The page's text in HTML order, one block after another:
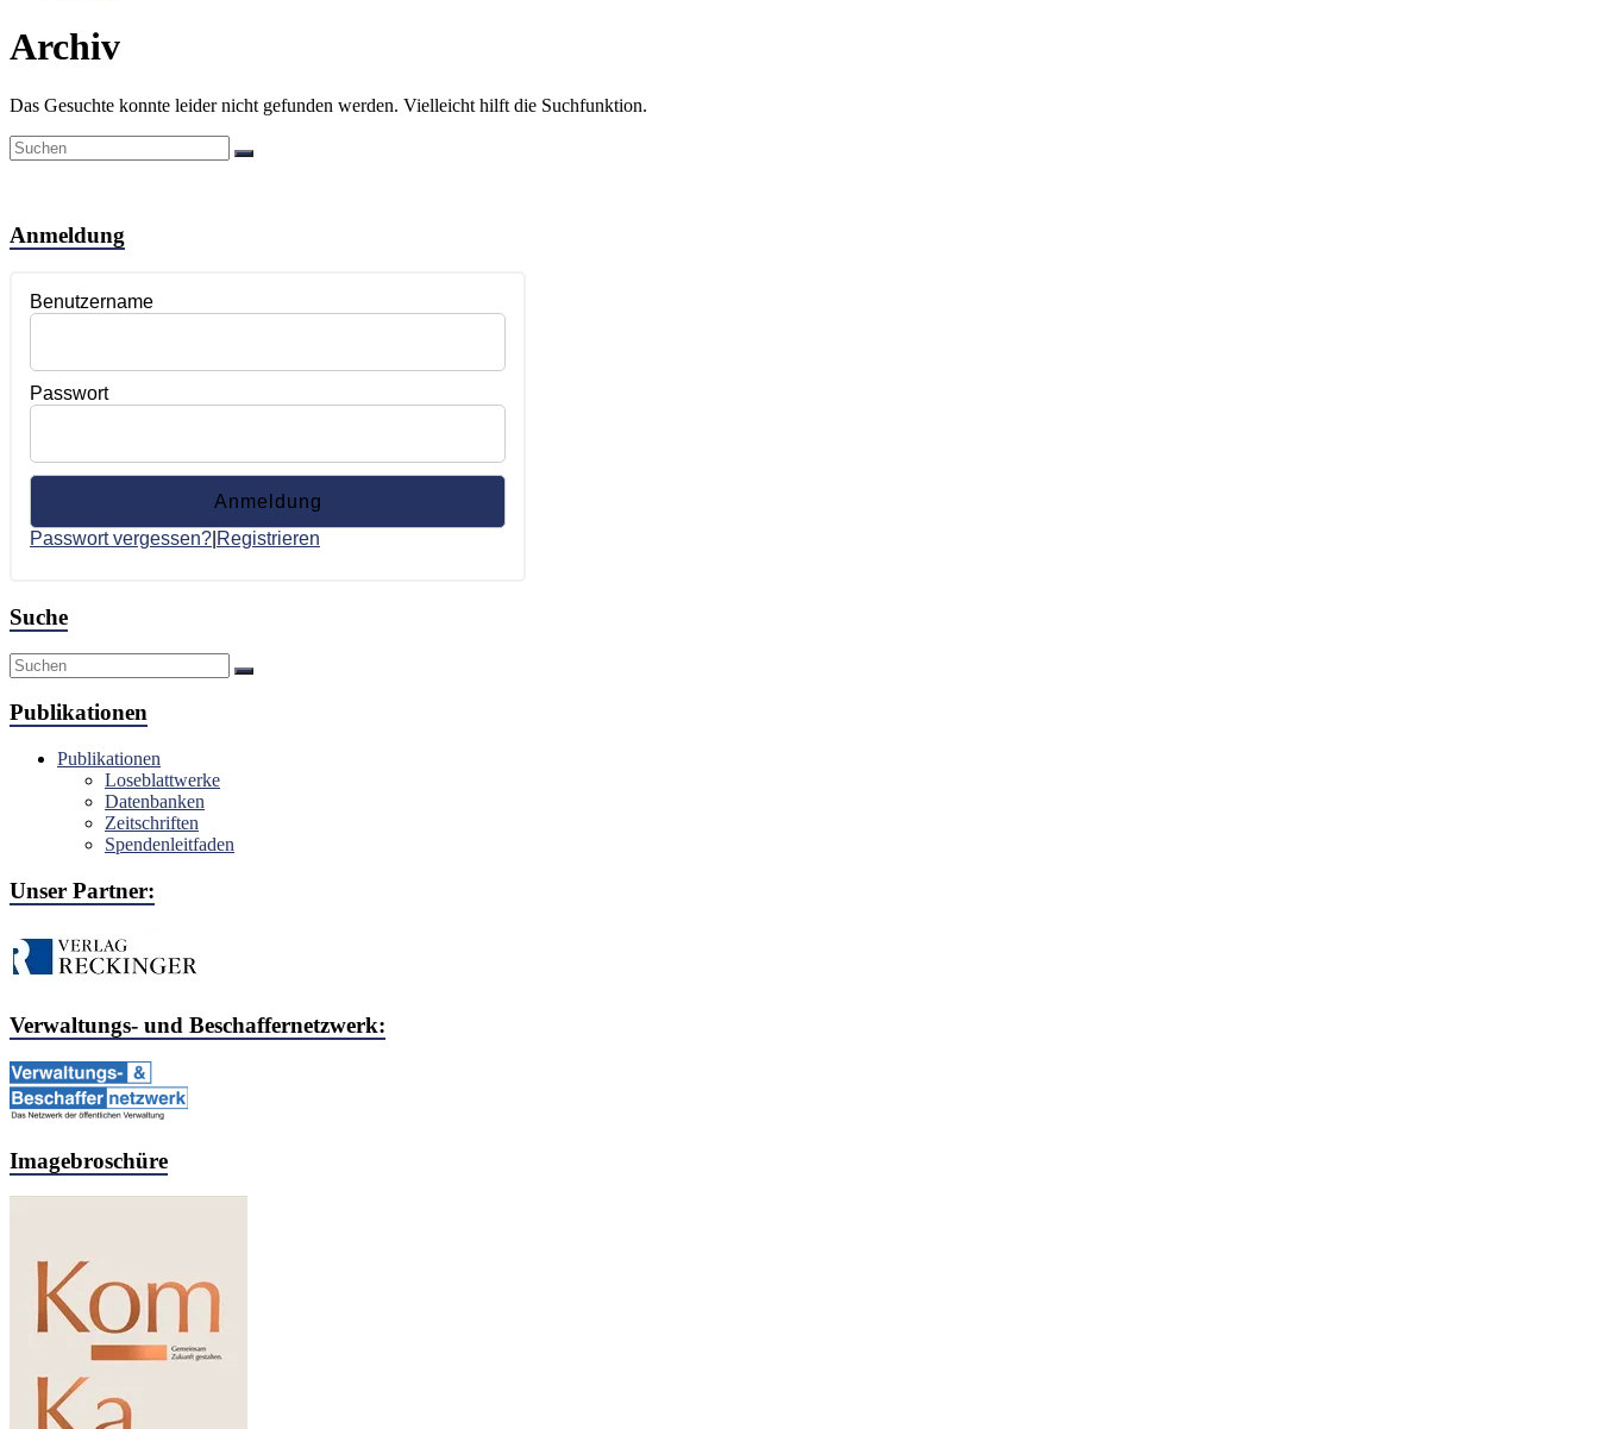
Archiv
Das Gesuchte konnte leider nicht gefunden werden. Vielleicht hilft die Suchfunktion.
Anmeldung
Benutzername
Passwort
Passwort vergessen? Registrieren
Suche
Publikationen
Publikationen
Loseblattwerke
Datenbanken
Zeitschriften
Spendenleitfaden
Unser Partner:
Verwaltungs- und Beschaffernetzwerk:
Imagebroschüre